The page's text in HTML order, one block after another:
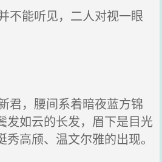
不能听见，二人对视一眼
君，腰间系着暗夜蓝方锦
发如云的长发，眉下是目光
高颀、温文尔雅的出现。